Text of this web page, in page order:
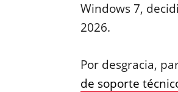
Windows 7,
2026.
Por desgracia,
de soporte